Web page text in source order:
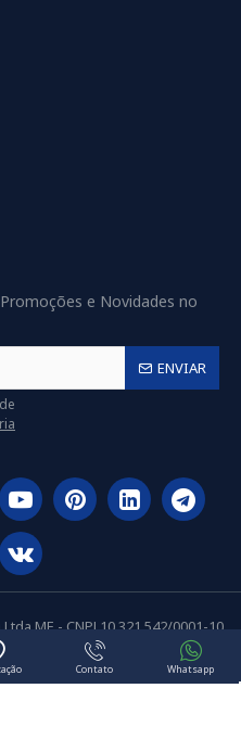
e Novidades no
ENVIAR
ME - CNPJ 10.321.542/0001-10
Contato Whatsapp